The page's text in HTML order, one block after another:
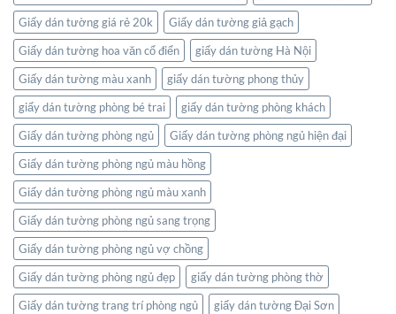
Giấy dán tường giá rẻ 20k
Giấy dán tường giả gạch
Giấy dán tường hoa văn cổ điển
giấy dán tường Hà Nội
Giấy dán tường màu xanh
giấy dán tường phong thủy
giấy dán tường phòng bé trai
giấy dán tường phòng khách
Giấy dán tường phòng ngủ
Giấy dán tường phòng ngủ hiện đại
Giấy dán tường phòng ngủ màu hồng
Giấy dán tường phòng ngủ màu xanh
Giấy dán tường phòng ngủ sang trọng
Giấy dán tường phòng ngủ vợ chồng
Giấy dán tường phòng ngủ đẹp
giấy dán tường phòng thờ
Giấy dán tường trang trí phòng ngủ
giấy dán tường Đại Sơn